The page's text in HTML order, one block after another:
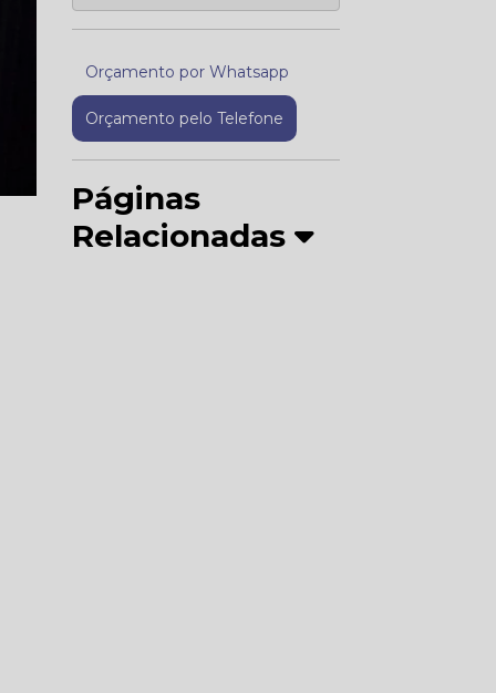
Orçamento por Whatsapp
Orçamento pelo Telefone
Páginas
Relacionadas